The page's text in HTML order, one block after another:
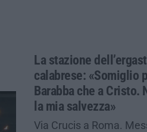
La stazione
calabrese: «Somiglio
Barabba che a Cristo.
la mia salvezza»
Via Crucis a Roma.